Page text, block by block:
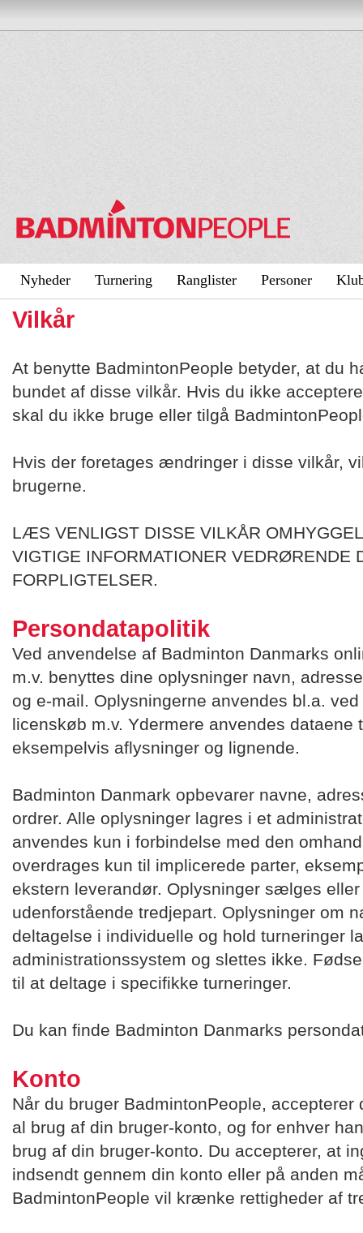
Nyheder Turnering Ranglister Personer
Vilkår
At benytte BadmintonPeople betyder, at du
bundet af disse vilkår. Hvis du ikke
skal du ikke bruge eller tilgå
Hvis der foretages ændringer i disse vilkår,
brugerne.
LÆS VENLIGST DISSE VILKÅR
VIGTIGE INFORMATIONER VEDRØRENDE
FORPLIGTELSER.
Persondatapolitik
Ved anvendelse af Badminton Danmarks
m.v. benyttes dine oplysninger navn,
og e-mail. Oplysningerne anvendes bl.a.
licenskøb m.v. Ydermere anvendes dataene
eksempelvis aflysninger og lignende.
Badminton Danmark opbevarer navne,
ordrer. Alle oplysninger lagres i et
anvendes kun i forbindelse med den
overdrages kun til implicerede parter,
ekstern leverandør. Oplysninger sælges
udenforstående tredjepart. Oplysninger om
deltagelse i individuelle og hold turneringer
administrationssystem og slettes ikke.
til at deltage i specifikke turneringer.
Du kan finde Badminton Danmarks
Konto
Når du bruger BadmintonPeople,
al brug af din bruger-konto, og for enhver
brug af din bruger-konto. Du accepterer, at
indsendt gennem din konto eller på anden
BadmintonPeople vil krænke rettigheder af